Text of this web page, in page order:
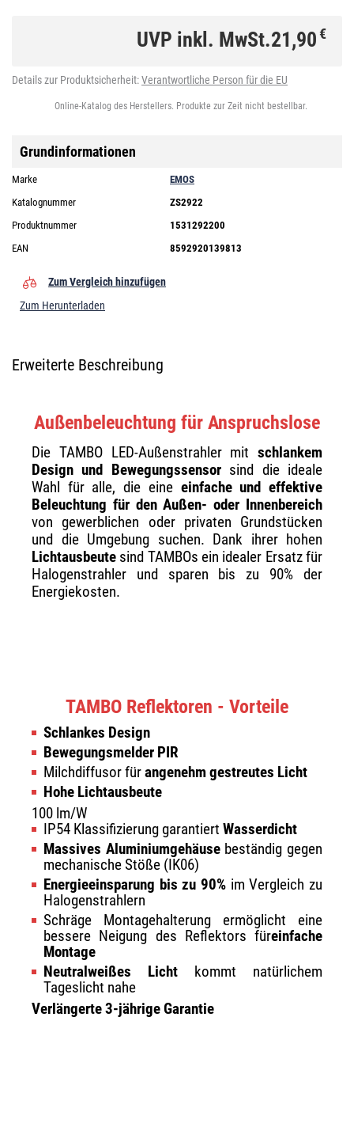
UVP inkl. MwSt.21,90€
Details zur Produktsicherheit:Verantwortliche Person für die EU
Online-Katalog des Herstellers. Produkte zur Zeit nicht bestellbar.
Grundinformationen
Marke
EMOS
Katalognummer
ZS2922
Produktnummer
1531292200
EAN
8592920139813
Zum Vergleich hinzufügen
Zum Herunterladen
Erweiterte Beschreibung
Außenbeleuchtung für Anspruchslose
Die TAMBO LED-Außenstrahler mit schlankem
Design und Bewegungssensorsind die ideale
Wahl für alle, die eine einfache und effektive
Beleuchtung für den Außen- oder Innenbereich
von gewerblichen oder privaten Grundstücken
und die Umgebung suchen. Dank ihrer hohen
Lichtausbeute sind TAMBOs ein idealer Ersatz für
Halogenstrahler und sparen bis zu 90% der
Energiekosten.
TAMBO Reflektoren - Vorteile
Schlankes Design
Bewegungsmelder PIR
Milchdiffusor fürangenehm gestreutes Licht
Hohe Lichtausbeute
100 lm/W
IP54 Klassifizierung garantiert Wasserdicht
Massives Aluminiumgehäusebeständig gegen
mechanische Stöße (IK06)
Energieeinsparung bis zu 90% im Vergleich zu
Halogenstrahlern
Schräge Montagehalterung ermöglicht eine
bessere Neigung des Reflektors füreinfache
Montage
Neutralweißes Licht kommt natürlichem
Tageslicht nahe
Verlängerte 3-jährige Garantie